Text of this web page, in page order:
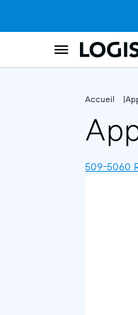
Accueil
509-5060